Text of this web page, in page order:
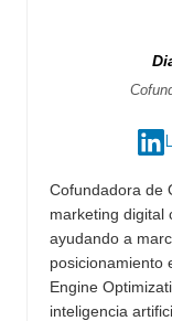
Cofundadora de
marketing digital
ayudando a
posicionamiento
Engine
inteligencia